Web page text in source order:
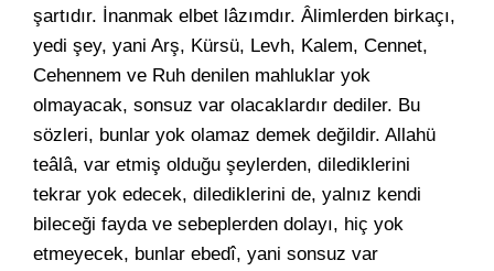
şartıdır. İnanmak elbet lâzımdır. Âlimlerden birkaçı,
yedi şey, yani Arş, Kürsü, Levh, Kalem, Cennet,
Cehennem ve Ruh denilen mahluklar yok
olmayacak, sonsuz var olacaklardır dediler. Bu
sözleri, bunlar yok olamaz demek değildir. Allahü
teâlâ, var etmiş olduğu şeylerden, dilediklerini
tekrar yok edecek, dilediklerini de, yalnız kendi
bileceği fayda ve sebeplerden dolayı, hiç yok
etmeyecek, bunlar ebedî, yani sonsuz var